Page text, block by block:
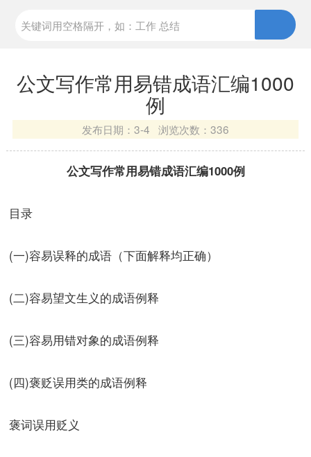
公文写作常用易错成语汇编1000
例
发布日期： 3-4 浏览次数： 336
公文写作常用易错成语汇编1000例
目录
(一)容易误释的成语（下面解释均正确）
(二)容易望文生义的成语例释
(三)容易用错对象的成语例释
(四)褒贬误用类的成语例释
褒词误用贬义